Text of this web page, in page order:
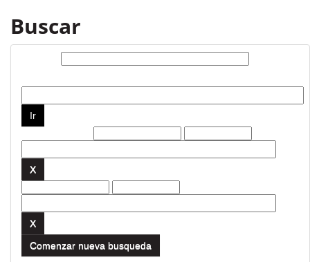
Buscar
Comenzar nueva busqueda